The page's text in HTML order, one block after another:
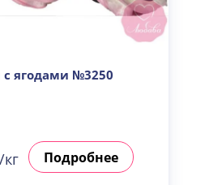
с ягодами №3250
Подробнее